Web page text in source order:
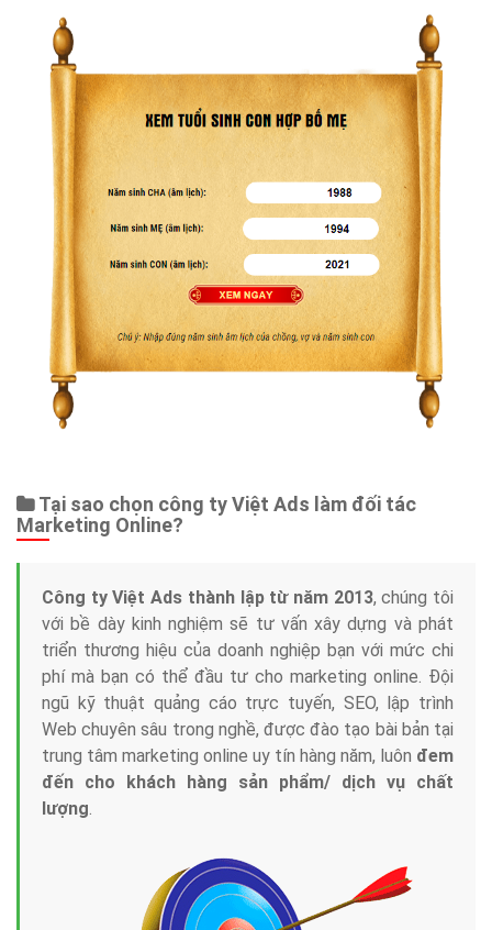
Tại sao chọn công ty Việt Ads làm đối tác
Marketing Online?
Công ty Việt Ads thành lập từ năm 2013, chúng tôi
với bề dày kinh nghiệm sẽ tư vấn xây dựng và phát
triển thương hiệu của doanh nghiệp bạn với mức chi
phí mà bạn có thể đầu tư cho marketing online. Đội
ngũ kỹ thuật quảng cáo trực tuyến, SEO, lập trình
Web chuyên sâu trong nghề, được đào tạo bài bản tại
trung tâm marketing online uy tín hàng năm, luôn đem
đến cho khách hàng sản phẩm/ dịch vụ chất
lượng.